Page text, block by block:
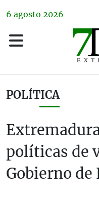
6 agosto 2026
POLÍTICA
políticas de
Gobierno de